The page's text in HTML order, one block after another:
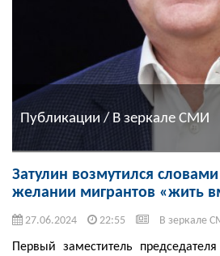
Публикации / В зеркале СМИ
Затулин возмутился
желании мигрантов «жить
27.06.2024 22:55 В зеркале
Первый заместитель